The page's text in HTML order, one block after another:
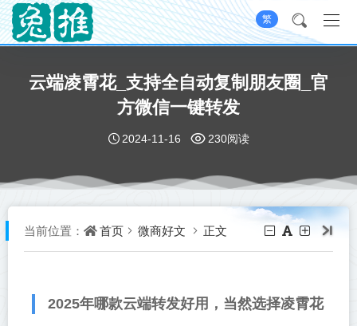
繁
云端凌霄花_支持全自动复制朋友圈_官
方微信一键转发
2024-11-16 230阅读
当前位置： 首页 微商好文 正文
2025年哪款云端转发好用，当然选择凌霄花